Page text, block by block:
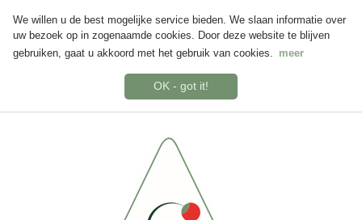
We willen u de best mogelijke service bieden. We slaan informatie over
uw bezoek op in zogenaamde cookies. Door deze website te blijven
gebruiken, gaat u akkoord met het gebruik van cookies.
meer
OK - got it!